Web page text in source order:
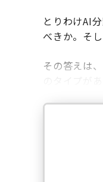
とりわけAI
べきか。そ
その答えは